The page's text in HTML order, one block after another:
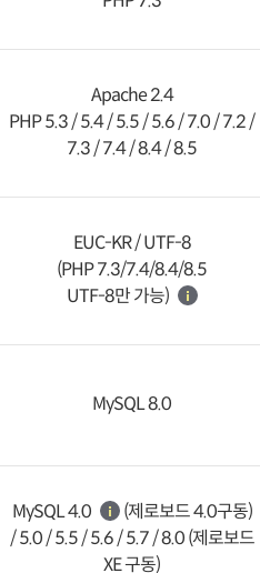
Apache 2.4
PHP 5.3 / 5.4 / 5.5 / 5.6 / 7.0 / 7.2 /
7.3 / 7.4 / 8.4 / 8.5
EUC-KR / UTF-8
(PHP 7.3/7.4/8.4/8.5
UTF-8만 가능)
MySQL 8.0
MySQL 4.0
(제로보드 4.0구동)
/ 5.0 / 5.5 / 5.6 / 5.7 / 8.0 (제로보드
XE 구동)